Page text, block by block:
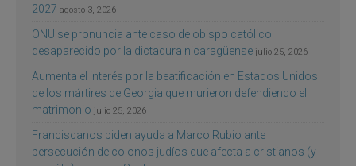
2027 agosto 3, 2026
ONU se pronuncia ante caso de obispo católico
desaparecido por la dictadura nicaragüense julio 25, 2026
Aumenta el interés por la beatificación en Estados Unidos
de los mártires de Georgia que murieron defendiendo el
matrimonio julio 25, 2026
Franciscanos piden ayuda a Marco Rubio ante
persecución de colonos judíos que afecta a cristianos (y